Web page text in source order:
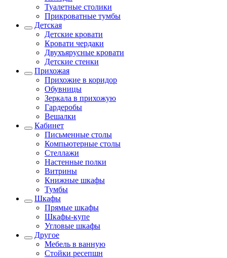
Туалетные столики
Прикроватные тумбы
Детская
Детские кровати
Кровати чердаки
Двухъярусные кровати
Детские стенки
Прихожая
Прихожие в коридор
Обувницы
Зеркала в прихожую
Гардеробы
Вешалки
Кабинет
Письменные столы
Компьютерные столы
Стеллажи
Настенные полки
Витрины
Книжные шкафы
Тумбы
Шкафы
Прямые шкафы
Шкафы-купе
Угловые шкафы
Другое
Мебель в ванную
Стойки ресепшн